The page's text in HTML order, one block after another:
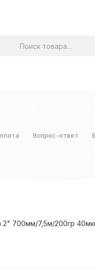
Вопрос-ответ
2" 700мм/7,5м/200гр